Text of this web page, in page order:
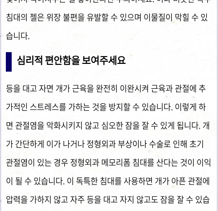
침대의 젤은 위장 불편을 유발할 수 있으며 이물질이 막힐 수 있
습니다.
심리적 편안함을 보여주세요
등을 대고 자면 개가 근육을 완전히 이완시켜 근육과 관절에 추
가적인 스트레스를 가하는 것을 방지할 수 있습니다. 이렇게 하
면 관절염을 악화시키지 않고 심오한 잠을 잘 수 있게 됩니다. 개
가 간단하게 이가 나거나 정형외과 부상이나 수술로 인해 초기
관절염이 있는 경우 정형외과 메모리폼 침대를 산다는 것이 이익
이 될 수 있습니다. 이 독특한 침대를 사용하면 개가 아픈 관절에
압력을 가하지 않고 자주 등을 대고 자지 않고도 잠을 잘 수 있습